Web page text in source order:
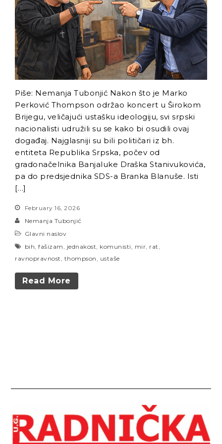
Radnici Nove željezare
Zenica najavljuju štrajk:
„Sve ili ništa“
Uspon revizionizma i novi
talas ekstremne desnice
na Balkanu
sistemska kriza: Nova
Ljubija, Željezara Zenica i
granice održivosti bh.
ekonomije
Piše: Nemanja Tubonjić Nakon što je Marko
Perković Thompson održao koncert u Širokom
Brijegu, veličajući ustašku ideologiju, svi srpski
nacionalisti udružili su se kako bi osudili ovaj
događaj. Najglasniji su bili političari iz bh.
entiteta Republika Srpska, počev od
gradonačelnika Banjaluke Draška Stanivukovića,
pa do predsjednika SDS-a Branka Blanuše. Isti
[…]
February 16, 2026
Nemanja Tubonjić
Glavni naslov
bih, fašizam, jednakost, komunisti, mir, rat,
ravnopravnost, thompson, ustaše
Read More